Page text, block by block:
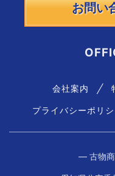
お問い
会社案内
プライバシーポリ
― 古物